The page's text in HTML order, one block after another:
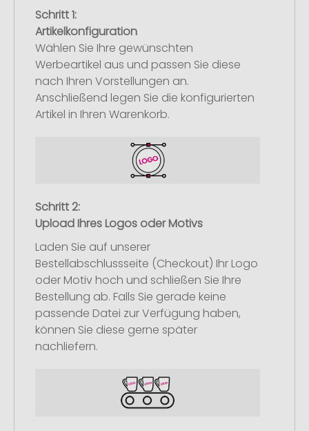
Schritt 1:
Artikelkonfiguration
Wählen Sie Ihre gewünschten
Werbeartikel aus und passen Sie diese
nach Ihren Vorstellungen an.
Anschließend legen Sie die konfigurierten
Artikel in Ihren Warenkorb.
Schritt 2:
Upload Ihres Logos oder Motivs
Laden Sie auf unserer
Bestellabschlussseite (Checkout) Ihr Logo
oder Motiv hoch und schließen Sie Ihre
Bestellung ab. Falls Sie gerade keine
passende Datei zur Verfügung haben,
können Sie diese gerne später
nachliefern.